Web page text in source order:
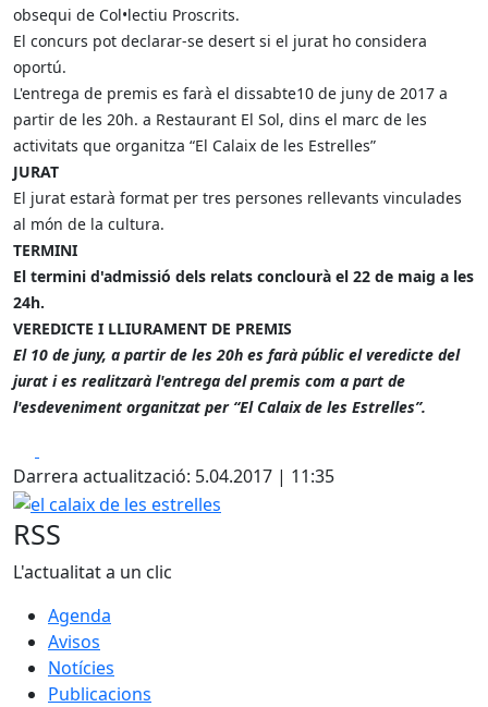
obsequi de Col•lectiu Proscrits.
El concurs pot declarar-se desert si el jurat ho considera
oportú.
L'entrega de premis es farà el dissabte10 de juny de 2017 a
partir de les 20h. a Restaurant El Sol, dins el marc de les
activitats que organitza “El Calaix de les Estrelles”
JURAT
El jurat estarà format per tres persones rellevants vinculades
al món de la cultura.
TERMINI
El termini d'admissió dels relats conclourà el 22 de maig a les
24h.
VEREDICTE I LLIURAMENT DE PREMIS
El 10 de juny, a partir de les 20h es farà públic el veredicte del
jurat i es realitzarà l'entrega del premis com a part de
l'esdeveniment organitzat per “El Calaix de les Estrelles”.
Darrera actualització: 5.04.2017 | 11:35
el calaix de les estrelles
RSS
L'actualitat a un clic
Agenda
Avisos
Notícies
Publicacions